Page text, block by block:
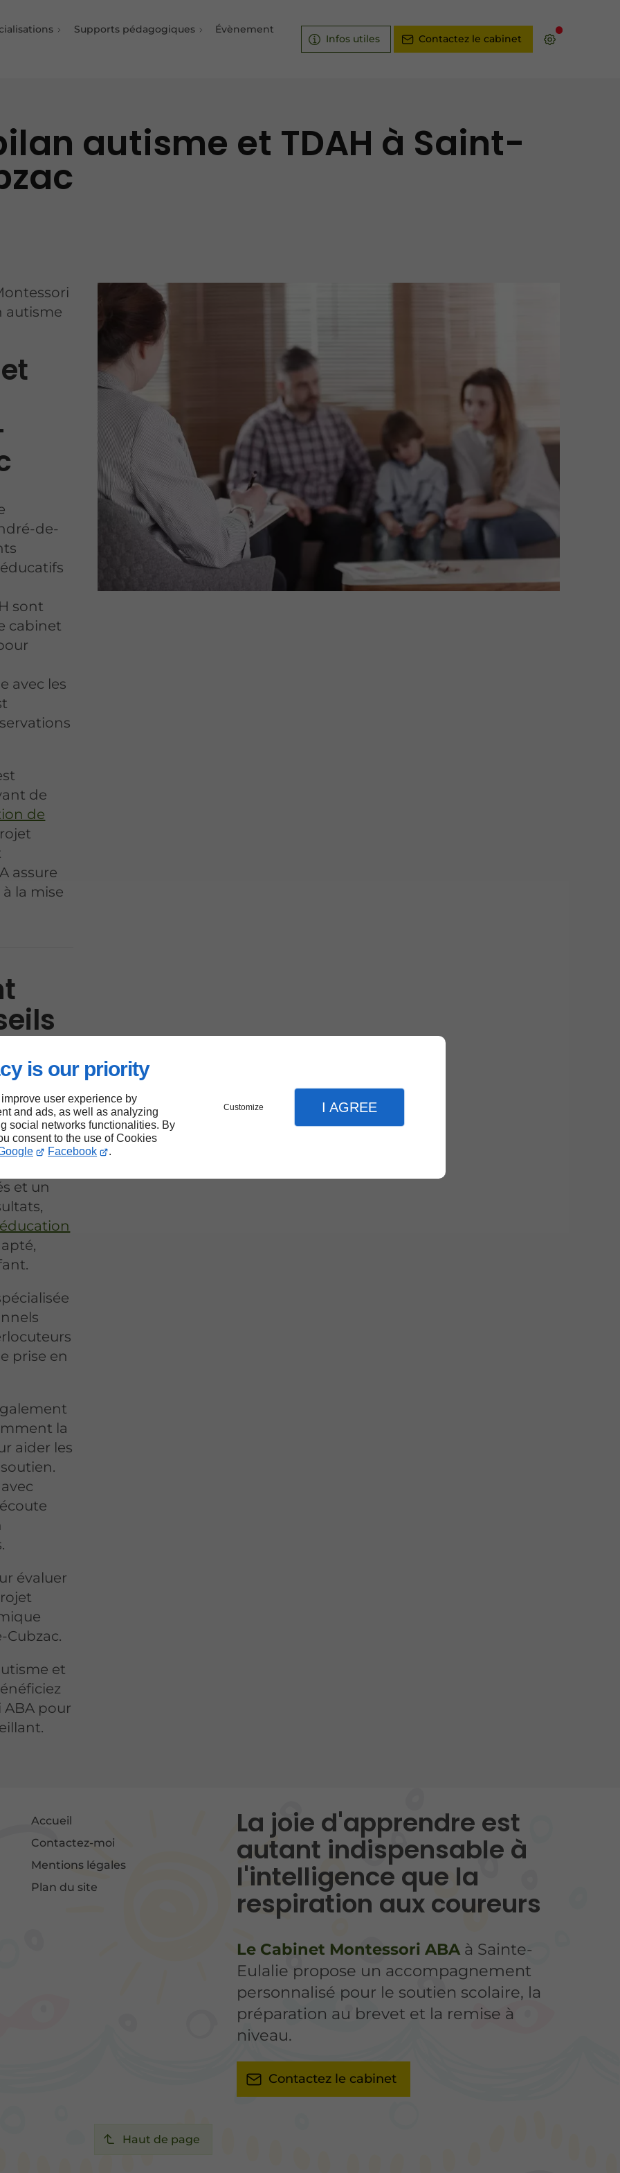
is our priority
user experience by
and ads, as well as analyzing
social networks functionalities. By
consent to the use of Cookies
Facebook .
Customize I AGREE
Supports pédagogiques
Évènement
Infos utiles Contactez le cabinet
autisme et TDAH à Saint-
autisme
de-
sont
cabinet
avec les
de
de
assure
la mise
dès
en leur
et un
éducation
prise en
la
aider les
évaluer
Cubzac.
et
ABA pour
Accueil
Contactez-moi
Mentions légales
Plan du site
La joie d'apprendre est
autant indispensable à
l'intelligence que la
respiration aux coureurs
Le Cabinet Montessori ABA à Sainte-
Eulalie propose un accompagnement
personnalisé pour le soutien scolaire, la
préparation au brevet et la remise à
niveau.
Contactez le cabinet
Haut de page